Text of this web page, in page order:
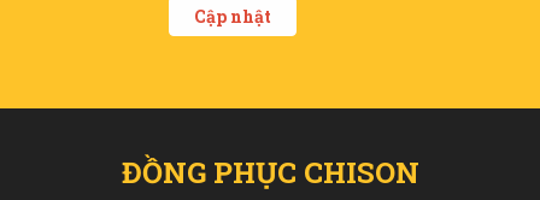
ĐỒNG PHỤC CHISON